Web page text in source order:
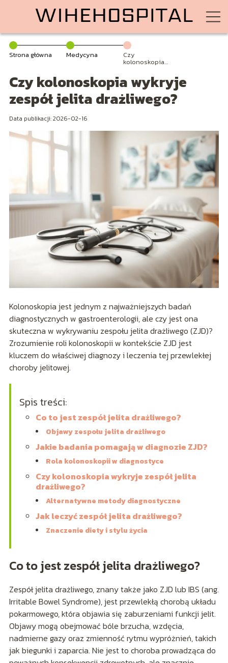
Strona główna Medycyna Czy
kolonoskopia
drażliwego?
Czy kolonoskopia wykryje
zespół jelita drażliwego?
Data publikacji: 2026-02-16
Kolonoskopia jest jednym z najważniejszych badań
diagnostycznych w gastroenterologii, ale czy jest ona
skuteczna w wykrywaniu zespołu jelita drażliwego (ZJD)?
Zrozumienie roli kolonoskopii w kontekście ZJD jest
kluczem do właściwej diagnozy i leczenia tej przewlekłej
choroby jelitowej.
Spis treści:
Co to jest zespół jelita drażliwego?
Objawy zespołu jelita drażliwego
Jakie badania pomagają w diagnozie ZJD?
Rola kolonoskopii w diagnostyce
Czy kolonoskopia wykryje zespół jelita
drażliwego?
Alternatywne metody diagnostyczne
Jak leczyć zespół jelita drażliwego?
Znaczenie diety i stylu życia
Co to jest zespół jelita drażliwego?
Zespół jelita drażliwego, znany także jako ZJD lub IBS (ang.
Irritable Bowel Syndrome), jest przewlekłą chorobą układu
pokarmowego, która objawia się zaburzeniami funkcji jelit.
Objawy mogą obejmować bóle brzucha, wzdęcia,
nadmierne gazy oraz zmienność rytmu wypróżnień, takich
jak biegunki i zaparcia. Nie jest to choroba prowadząca do